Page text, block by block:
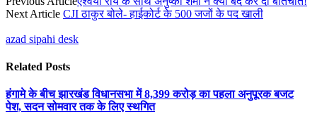
Next Article CJI ठाकुर बोले- हाईकोर्ट के 500 जजों के पद खाली
azad sipahi desk
Related Posts
हंगामे के बीच झारखंड विधानसभा में 8,399 करोड़ का पहला अनुपूरक बजट
पेश, सदन सोमवार तक के लिए स्थगित